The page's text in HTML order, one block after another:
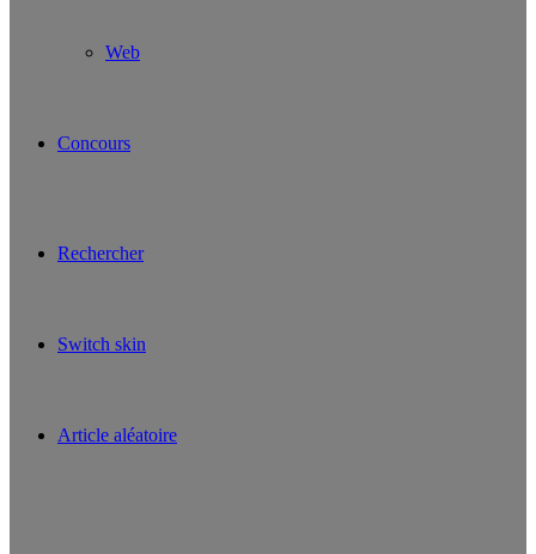
Web
Concours
Rechercher
Switch skin
Article aléatoire